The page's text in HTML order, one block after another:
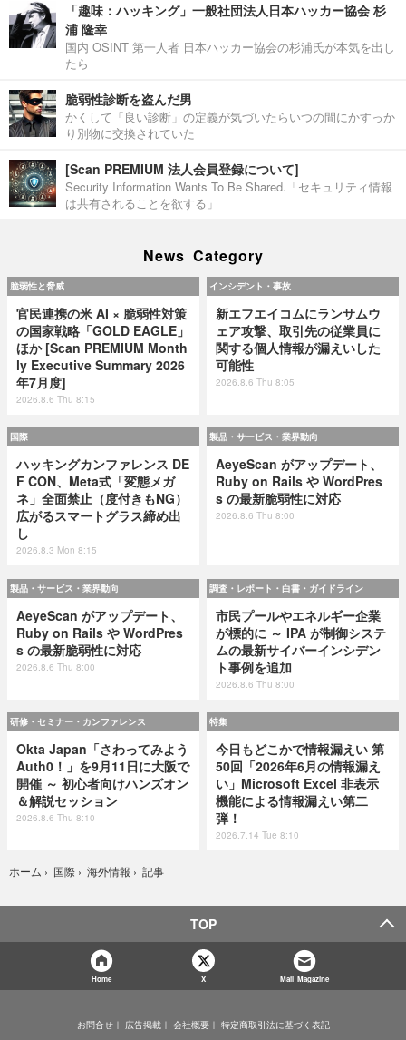
「趣味：ハッキング」一般社団法人日本ハッカー協会 杉
浦 隆幸
国内 OSINT 第一人者 日本ハッカー協会の杉浦氏が本気を出し
たら
脆弱性診断を盗んだ男
かくして「良い診断」の定義が気づいたらいつの間にかすっか
り別物に交換されていた
[Scan PREMIUM 法人会員登録について]
Security Information Wants To Be Shared.「セキュリティ情報
は共有されることを欲する」
News Category
脆弱性と脅威
官民連携の米 AI × 脆弱性対策
の国家戦略「GOLD EAGLE」
ほか [Scan PREMIUM Month
ly Executive Summary 2026
年7月度]
2026.8.6 Thu 8:15
インシデント・事故
新エフエイコムにランサムウ
ェア攻撃、取引先の従業員に
関する個人情報が漏えいした
可能性
2026.8.6 Thu 8:05
国際
ハッキングカンファレンス DE
F CON、Meta式「変態メガ
ネ」全面禁止（度付きもNG）
広がるスマートグラス締め出
し
2026.8.3 Mon 8:15
製品・サービス・業界動向
AeyeScan がアップデート、
Ruby on Rails や WordPres
s の最新脆弱性に対応
2026.8.6 Thu 8:00
製品・サービス・業界動向
AeyeScan がアップデート、
Ruby on Rails や WordPres
s の最新脆弱性に対応
2026.8.6 Thu 8:00
調査・レポート・白書・ガイドライン
市民プールやエネルギー企業
が標的に ～ IPA が制御システ
ムの最新サイバーインシデン
ト事例を追加
2026.8.6 Thu 8:00
研修・セミナー・カンファレンス
Okta Japan「さわってみよう
Auth0！」を9月11日に大阪で
開催 ～ 初心者向けハンズオン
＆解説セッション
2026.8.6 Thu 8:10
特集
今日もどこかで情報漏えい 第
50回「2026年6月の情報漏え
い」Microsoft Excel 非表示
機能による情報漏えい第二
弾！
2026.7.14 Tue 8:10
ホーム › 国際 › 海外情報 › 記事
TOP
Home X Mail Magazine
お問合せ 広告掲載 会社概要
特定商取引法に基づく表記